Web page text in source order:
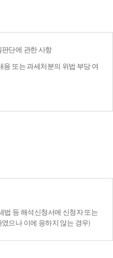
단에 관한 사항
또는 과세처분의 위법·부당 여
법 등 해석신청서에 신청자 또는
으나 이에 응하지 않는 경우)